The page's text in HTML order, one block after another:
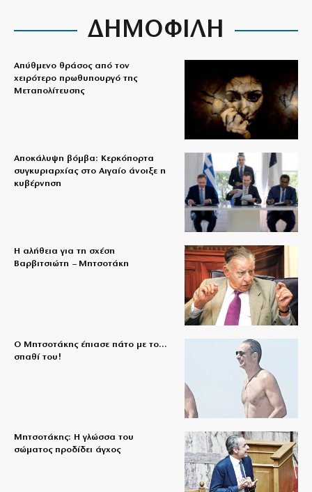
ΔΗΜΟΦΙΛΗ
Απύθμενο θράσος από τον
χειρότερο πρωθυπουργό της
Μεταπολίτευσης
Αποκάλυψη βόμβα: Κερκόπορτα
συγκυριαρχίας στο Αιγαίο άνοιξε η
κυβέρνηση
Η αλήθεια για τη σχέση
Βαρβιτσιώτη – Μητσοτάκη
Ο Μητσοτάκης έπιασε πάτο με το…
σπαθί του!
Μητσοτάκης: Η γλώσσα του
σώματος προδίδει άγχος